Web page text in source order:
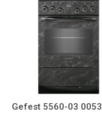
Gefest 5560-03 0053